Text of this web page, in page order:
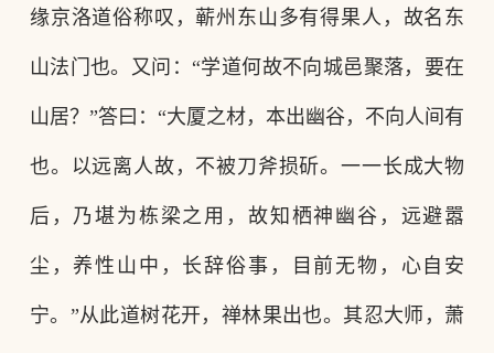
缘京洛道俗称叹，蕲州东山多有得果人，故名东
山法门也。又问 ： “学道何故不向城邑聚落，要在
山居？ ”答曰 ： “大厦之材，本出幽谷，不向人间有
也。以远离人故，不被刀斧损斫。一一长成大物
后，乃堪为栋梁之用，故知栖神幽谷，远避嚣
尘，养性山中，长辞俗事，目前无物，心自安
宁。”从此道树花开，禅林果出也。其忍大师，萧